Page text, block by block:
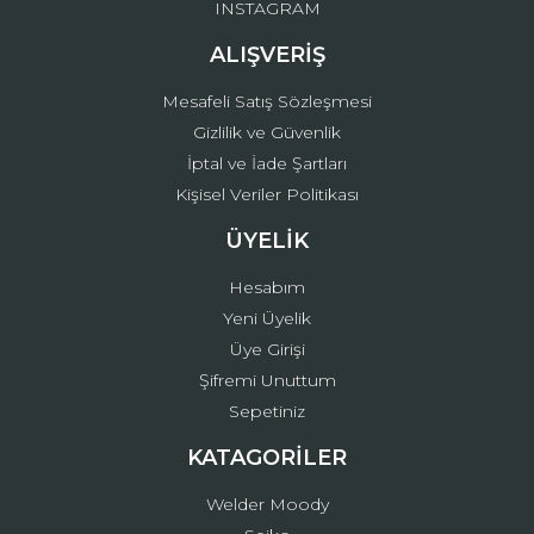
INSTAGRAM
ALIŞVERİŞ
Mesafeli Satış Sözleşmesi
Gizlilik ve Güvenlik
İptal ve İade Şartları
Kişisel Veriler Politikası
ÜYELİK
Hesabım
Yeni Üyelik
Üye Girişi
Şifremi Unuttum
Sepetiniz
KATAGORİLER
Welder Moody